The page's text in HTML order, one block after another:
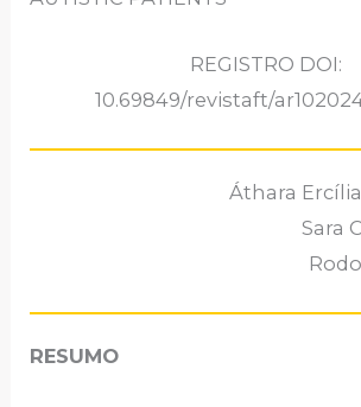
REGISTRO DOI:
10.69849/revistaft/
Áthara
Sara
RESUMO